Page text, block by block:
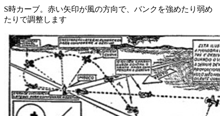
S時カーブ。赤い矢印が風の方向で、バンクを強めたり弱め
たりで調整します